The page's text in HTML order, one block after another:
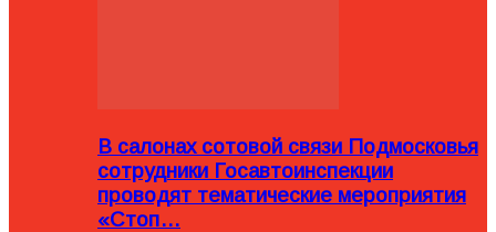
В салонах сотовой связи Подмосковья
сотрудники Госавтоинспекции
проводят тематические мероприятия
«Стоп…